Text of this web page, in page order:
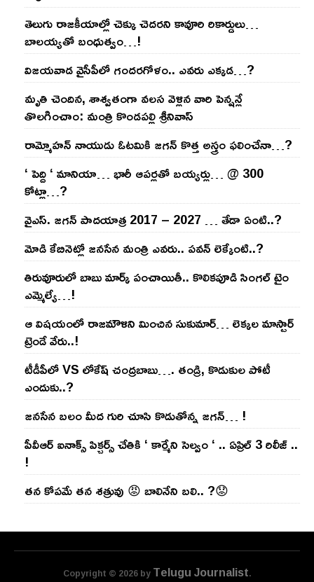
తెలుగు రాజ‌కీయాల్లో చెక్కు చెద‌ర‌ని కావూరి రికార్డులు…
బాల‌య్యతో బంధుత్వం…!
విజ‌య‌వాడ వైసీపీలో గంద‌ర‌గోళం.. ఎవ‌రు ఎక్క‌డ‌…?
మృతి చెందిన, శాశ్వతంగా వలస వెళ్లిన వారి పెన్ష‌న్లే
తొల‌గించాం: మంత్రి కొండపల్లి శ్రీనివాస్
రామ్మోహ‌న్ నాయుడు ఓట‌మికి జ‌గ‌న్ కొత్త అస్త్రం ఫ‌లించేనా…?
‘ పెద్ది ‘ మానియా… భారీ ఆప‌ర్ల‌తో బ‌య్య‌ర్లు… @ 300
కోట్లా…?
వైఎస్‌. జ‌గ‌న్ పాద‌యాత్ర 2017 – 2027 … తేడా ఏంటి..?
మోడి కేబినెట్లో జ‌నసేన మంత్రి ఎవ‌రు.. ప‌వ‌న్ లెక్కేంటి..?
తిరువూరులో బాబు మార్క్ పంచాయితీ.. కొలిక‌పూడి సింగ‌ల్ టైం
ఎమ్మెల్యే…!
ఆ విష‌యంలో రాజ‌మౌళిని మించిన సుకుమార్‌… లెక్క‌ల మాస్టార్
ట్రెండే వేరు..!
టీడీపీలో VS లోకేష్ చంద్ర‌బాబు…. తండ్రి, కొడుకుల పోటీ
ఎందుకు..?
జ‌న‌సేన బ‌లం మీద గురి చూసి కొడుతోన్న జ‌గ‌న్‌… !
పీవీఆర్ ఐనాక్స్ పిక్చర్స్ చేతికి ‘ కార్మేని సెల్వం ‘ .. ఏప్రిల్ 3 రిలీజ్ ..
!
తన కోపమే తన శత్రువు 😡 బాలినేని బలి.. ?😟
Copyright © 2026 byTelugu Journalist.